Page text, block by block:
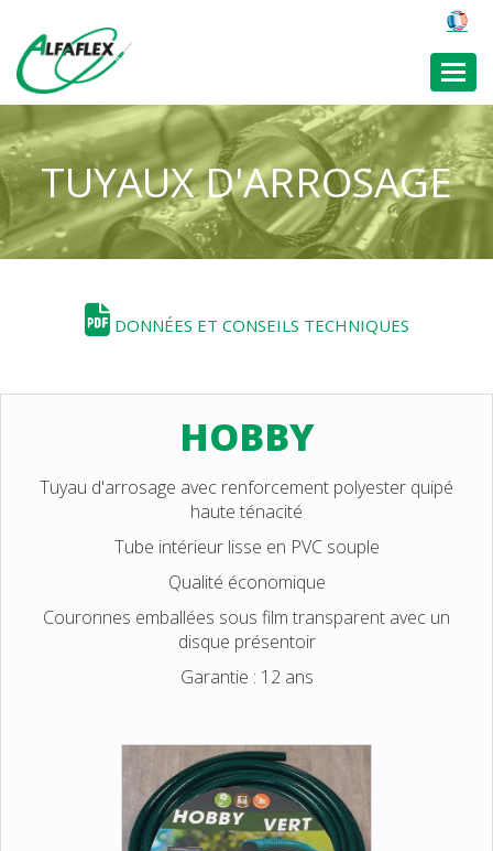
TUYAUX D'ARROSAGE
DONNÉES ET CONSEILS TECHNIQUES
HOBBY
Tuyau d'arrosage avec renforcement polyester quipé
haute ténacité
Tube intérieur lisse en PVC souple
Qualité économique
Couronnes emballées sous film transparent avec un
disque présentoir
Garantie : 12 ans